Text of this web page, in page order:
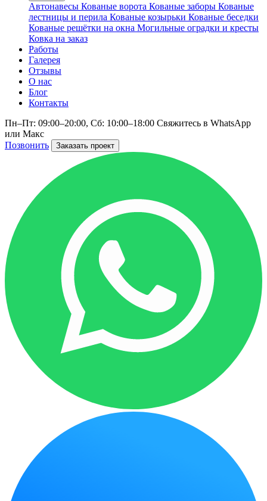
Автонавесы Кованые ворота Кованые заборы Кованые
лестницы и перила Кованые козырьки Кованые беседки
Кованые решётки на окна Могильные оградки и кресты
Ковка на заказ
Работы
Галерея
Отзывы
О нас
Блог
Контакты
Пн–Пт: 09:00–20:00, Сб: 10:00–18:00 Свяжитесь в WhatsApp
или Макс
Позвонить
Заказать проект